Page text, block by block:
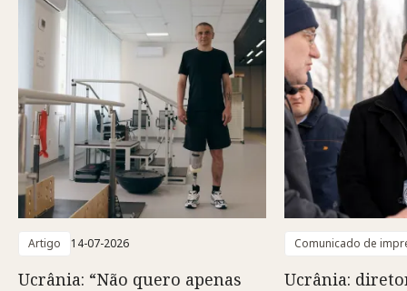
Artigo 14-07-2026
Ucrânia: “Não quero apenas
Comunicado de
Ucrânia: